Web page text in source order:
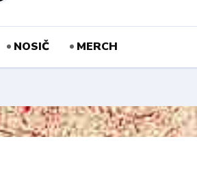
NOSIČ MERCH